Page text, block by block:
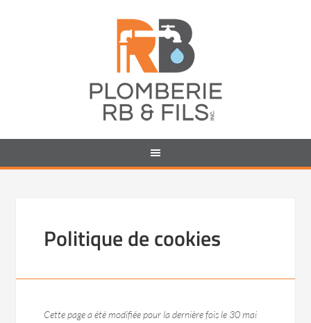
Politique de cookies
Cette page a été modifiée pour la dernière fois le 30 mai